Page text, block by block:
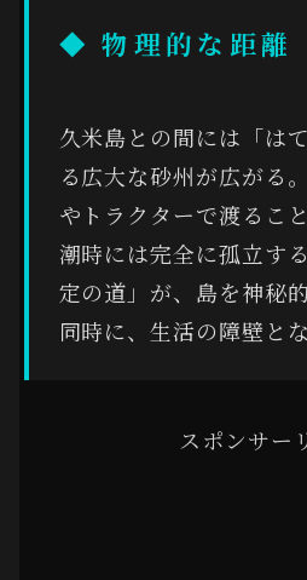
◆ 物理的な距離
久米島との間には「は
る広大な砂州が広がる
やトラクターで渡るこ
潮時には完全に孤立す
定の道」が、島を神秘
同時に、生活の障壁と
スポンサー